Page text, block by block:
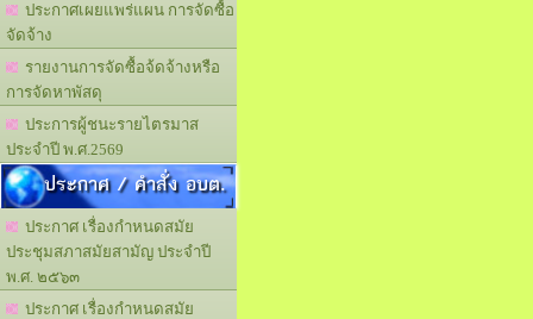
ประกาศเผยแพร่แผน การจัดซื้อ
จัดจ้าง
รายงานการจัดซื้อจ้ดจ้างหรือ
การจัดหาพัสดุ
ประการผู้ชนะรายไตรมาส
ประจำปี พ.ศ.2569
ประกาศ / คำสั่ง อบต.
ประกาศ เรื่องกำหนดสมัย
ประชุมสภาสมัยสามัญ ประจำปี
พ.ศ. ๒๕๖๓
ประกาศ เรื่องกำหนดสมัย